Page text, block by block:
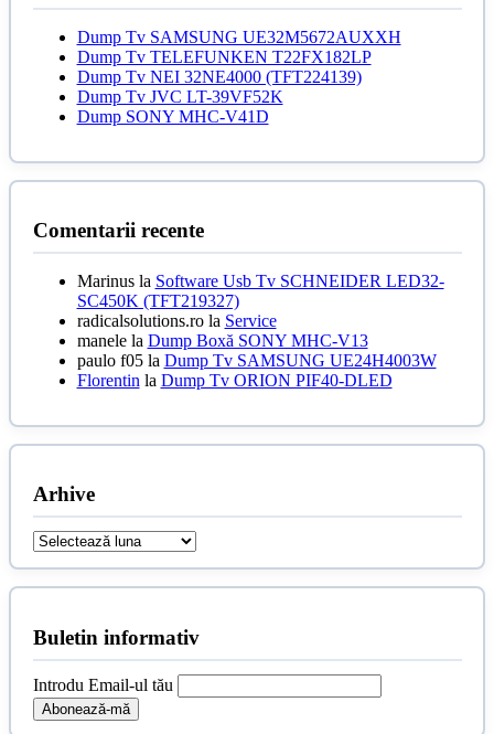
Dump Tv SAMSUNG UE32M5672AUXXH
Dump Tv TELEFUNKEN T22FX182LP
Dump Tv NEI 32NE4000 (TFT224139)
Dump Tv JVC LT-39VF52K
Dump SONY MHC-V41D
Comentarii recente
Marinusla Software Usb Tv SCHNEIDER LED32-
SC450K (TFT219327)
radicalsolutions.rola Service
manelela Dump Boxă SONY MHC-V13
paulo f05la Dump Tv SAMSUNG UE24H4003W
Florentin la Dump Tv ORION PIF40-DLED
Arhive
Arhive
Buletin informativ
Introdu Email-ul tău